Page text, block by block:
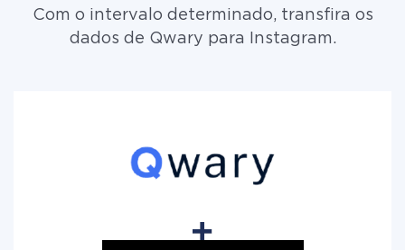
Com o intervalo determinado, transfira os
dados de Qwary para Instagram.